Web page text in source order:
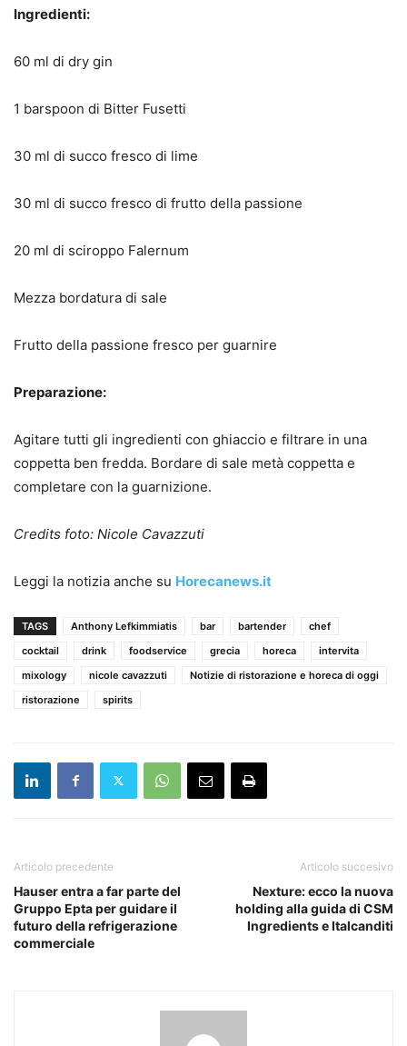
Ingredienti:
60 ml di dry gin
1 barspoon di Bitter Fusetti
30 ml di succo fresco di lime
30 ml di succo fresco di frutto della passione
20 ml di sciroppo Falernum
Mezza bordatura di sale
Frutto della passione fresco per guarnire
Preparazione:
Agitare tutti gli ingredienti con ghiaccio e filtrare in una
coppetta ben fredda. Bordare di sale metà coppetta e
completare con la guarnizione.
Credits foto: Nicole Cavazzuti
Leggi la notizia anche su Horecanews.it
TAGS Anthony Lefkimmiatis bar bartender
chef
cocktail
drink foodservice grecia horeca
intervita
mixology
nicole cavazzuti
Notizie di ristorazione e horeca di oggi
ristorazione
spirits
Articolo precedente
Hauser entra a far parte del
Gruppo Epta per guidare il
futuro della refrigerazione
commerciale
Articolo succesivo
Nexture: ecco la nuova
holding alla guida di CSM
Ingredients e Italcanditi